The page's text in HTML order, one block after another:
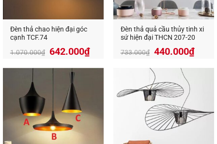
Đèn thả chao hiện đại góc
cạnh TCF.74
1.070.000₫ 642.000₫
Đèn thả quả cầu thủy tinh xi
sứ hiện đại THCN 207-20
733.000₫ Giá
là:
733.000₫.
440.000₫Giá
hiện
tại